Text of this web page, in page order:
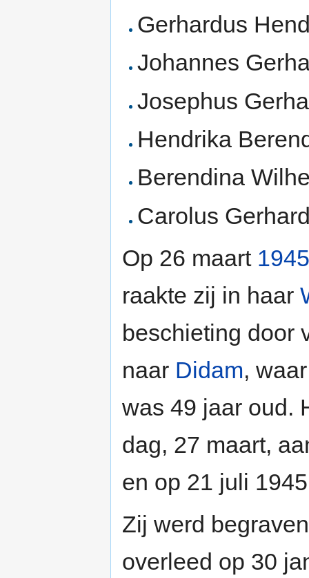
Gerhardus
Johannes
Josephus
Hendrika
Berendina
Carolus
Op 26 maart 1945
raakte zij in haar
beschieting door
naar Didam,
was 49 jaar oud.
dag, 27 maart,
en op 21 juli
Zij werd
overleed op 30